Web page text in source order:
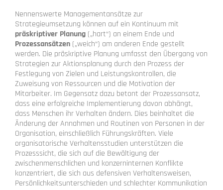
Nennenswerte Managementansätze zur
Strategieumsetzung können auf ein Kontinuum mit
präskriptiver Planung („hart“) an einem Ende und
Prozessansätzen („weich“) am anderen Ende gestellt
werden. Die präskriptive Planung umfasst den Übergang von
Strategien zur Aktionsplanung durch den Prozess der
Festlegung von Zielen und Leistungskontrollen, die
Zuweisung von Ressourcen und die Motivation der
Mitarbeiter. Im Gegensatz dazu betont der Prozessansatz,
dass eine erfolgreiche Implementierung davon abhängt,
dass Menschen ihr Verhalten ändern. Dies beinhaltet die
Änderung der Annahmen und Routinen von Personen in der
Organisation, einschließlich Führungskräften. Viele
organisatorische Verhaltensstudien unterstützen die
Prozesssicht, die sich auf die Bewältigung der
zwischenmenschlichen und konzerninternen Konflikte
konzentriert, die sich aus defensiven Verhaltensweisen,
Persönlichkeitsunterschieden und schlechter Kommunikation